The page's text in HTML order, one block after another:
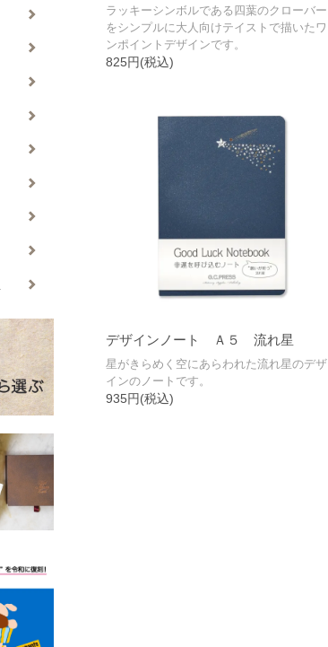
ラッキーシンボルである四葉のクローバー
をシンプルに大人向けテイストで描いたワ
ンポイントデザインです。
825円(税込)
デザインノート Ａ５ 流れ星
星がきらめく空にあらわれた流れ星のデザ
インのノートです。
935円(税込)